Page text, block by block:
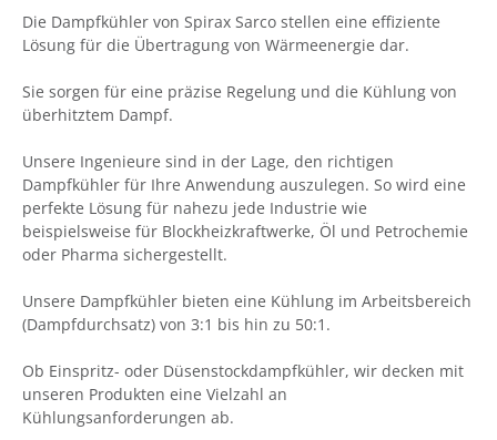
Die Dampfkühler von Spirax Sarco stellen eine effiziente
Lösung für die Übertragung von Wärmeenergie dar.
Sie sorgen für eine präzise Regelung und die Kühlung von
überhitztem Dampf.
Unsere Ingenieure sind in der Lage, den richtigen
Dampfkühler für Ihre Anwendung auszulegen. So wird eine
perfekte Lösung für nahezu jede Industrie wie
beispielsweise für Blockheizkraftwerke, Öl und Petrochemie
oder Pharma sichergestellt.
Unsere Dampfkühler bieten eine Kühlung im Arbeitsbereich
(Dampfdurchsatz) von 3:1 bis hin zu 50:1.
Ob Einspritz- oder Düsenstockdampfkühler, wir decken mit
unseren Produkten eine Vielzahl an
Kühlungsanforderungen ab.